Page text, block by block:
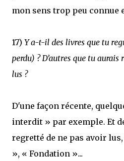
mon sens trop peu connue
17) Y a-t-il des livres que tu
perdu) ? D’autres que tu
lus ?
D'une façon récente,
interdit » par exemple. Et
regretté de ne pas avoir
», « Fondation »...